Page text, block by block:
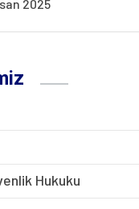
2025
Hukuku